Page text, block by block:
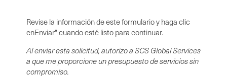
Revise la información de este formulario y haga clic
enEnviar" cuando esté listo para continuar.
Al enviar esta solicitud, autorizo a SCS Global Services
a que me proporcione un presupuesto de servicios sin
compromiso.